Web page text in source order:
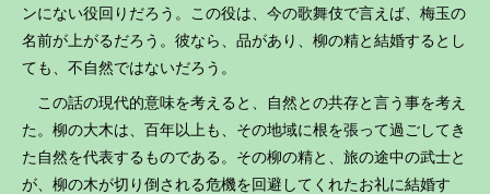
ンにない役回りだろう。この役は、今の歌舞伎で言えば、梅玉の
名前が上がるだろう。彼なら、品があり、柳の精と結婚するとし
ても、不自然ではないだろう。
この話の現代的意味を考えると、自然との共存と言う事を考え
た。柳の大木は、百年以上も、その地域に根を張って過ごしてき
た自然を代表するものである。その柳の精と、旅の途中の武士と
が、柳の木が切り倒される危機を回避してくれたお礼に結婚す